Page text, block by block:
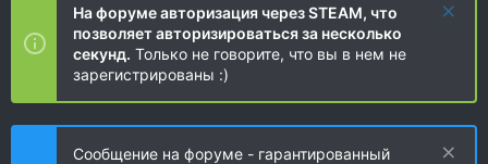
На форуме авторизация через STEAM, что
позволяет авторизироваться за несколько
секунд. Только не говорите, что вы в нем не
зарегистрированы :)
Сообщение на форуме - гарантированный